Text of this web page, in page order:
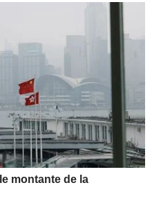
montante de la